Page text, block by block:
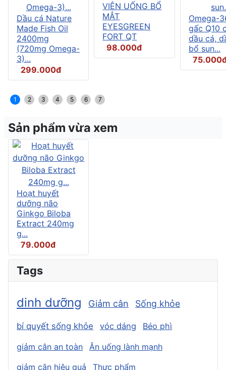
Dầu cá Nature
Made Fish Oil
2400mg
(720mg Omega-
3)...
299.000đ
VIÊN UỐNG BỔ
MẮT
EYESGREEN
FORT QT
98.000đ
Omega-
gấc Q10
dầu cá,
bổ sun...
1 2 3 4 5 6 7
Sản phẩm vừa xem
Hoạt huyết
dưỡng não
Ginkgo Biloba
Extract 240mg
g...
79.000đ
Tags
dinh dưỡng Giảm cân Sống khỏe
bí quyết sống khỏe vóc dáng Béo phì
giảm cân an toàn
Ăn uống lành mạnh
giảm cân hiệu quả
Thực phẩm